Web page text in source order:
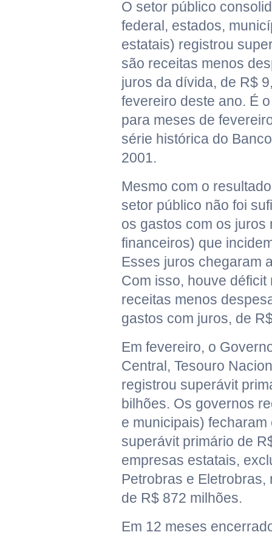
O setor público
federal, estados,
estatais) registrou
são receitas menos
juros da dívida, de R$
fevereiro deste ano. É
para meses de
série histórica do
2001.
Mesmo com o
setor público não foi
os gastos com os
financeiros) que
Esses juros chegaram
Com isso, houve déficit
receitas menos
gastos com juros, de
Em fevereiro, o
Central, Tesouro
registrou superávit
bilhões. Os governos
e municipais) fecharam
superávit primário de
empresas estatais,
Petrobras e Eletrobras,
de R$ 872 milhões.
Em 12 meses